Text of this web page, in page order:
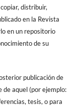
distribuir,
en la Revista
en un repositorio
de su
publicación de
aquel (por ejemplo:
tesis, o para